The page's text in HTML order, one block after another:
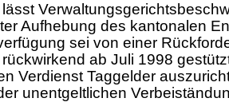
Aufhebung des kantonalen
sei von einer
ab Juli 1998
Verdienst Taggelder
unentgeltlichen